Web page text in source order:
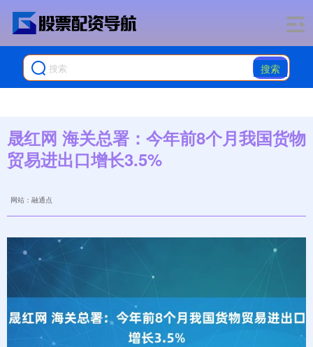
搜索
晟红网 海关总署：今年前8个月我国货物
贸易进出口增长3.5%
网站：融通点